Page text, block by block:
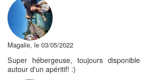
Magalie, le 03/05/2022
Super hébergeuse, toujours
autour d'un apéritif! :)